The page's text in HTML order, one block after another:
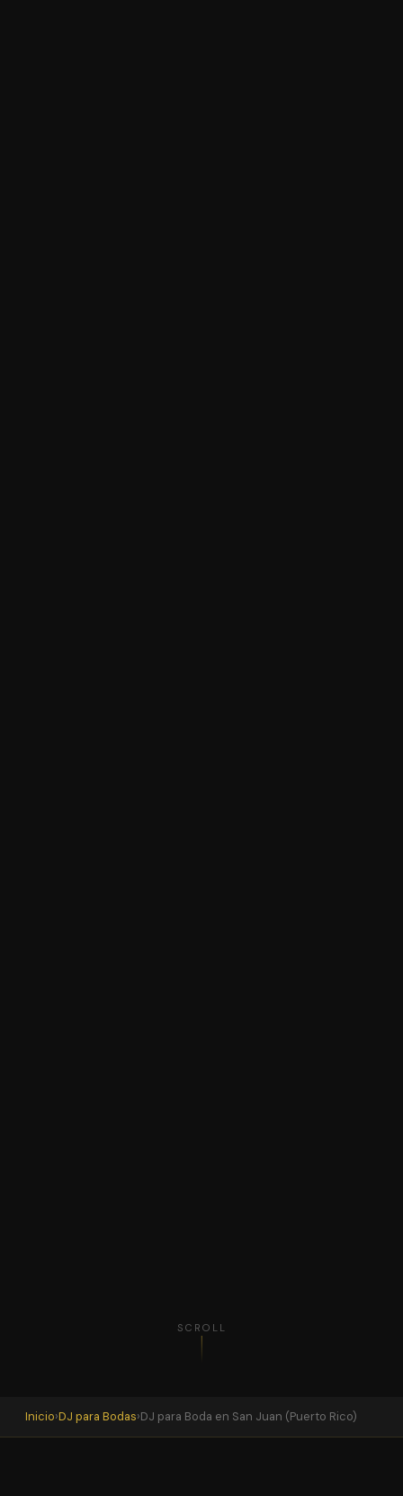
SCROLL
Inicio›DJ para Bodas›DJ para Boda en San Juan (Puerto Rico)